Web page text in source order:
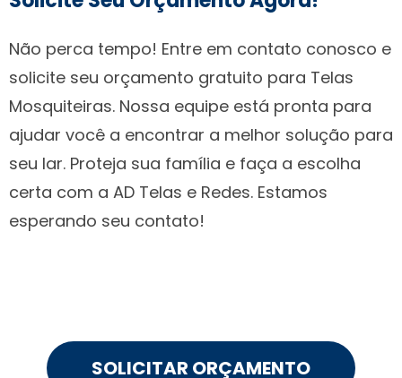
Não perca tempo! Entre em contato conosco e
solicite seu orçamento gratuito para Telas
Mosquiteiras. Nossa equipe está pronta para
ajudar você a encontrar a melhor solução para
seu lar. Proteja sua família e faça a escolha
certa com a AD Telas e Redes. Estamos
esperando seu contato!
SOLICITAR ORÇAMENTO